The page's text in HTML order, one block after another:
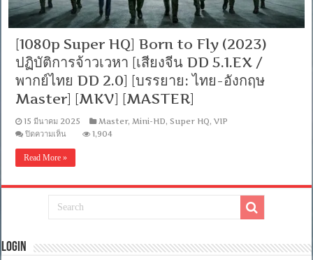
[1080p Super HQ] Born to Fly (2023)
ปฏิบัติการจ้าวเวหา [เสียงจีน DD 5.1.EX /
พากย์ไทย DD 2.0] [บรรยาย: ไทย-อังกฤษ
Master] [MKV] [MASTER]
15 มีนาคม 2025 Master, Mini-HD,Super HQ,VIP
ปิดความเห็น
HQ]
to
(2023)
เวหา
1,904
Read More »
Login